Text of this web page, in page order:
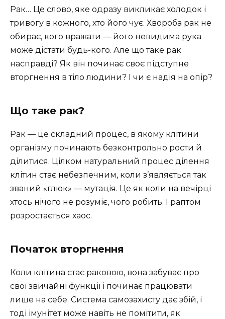
Рак… Це слово, яке одразу викликає холодок і
тривогу в кожного, хто його чує. Хвороба рак не
обирає, кого вражати — його невидима рука
може дістати будь-кого. Але що таке рак
насправді? Як він починає своє підступне
вторгнення в тіло людини? І чи є надія на опір?
Що таке рак?
Рак — це складний процес, в якому клітини
організму починають безконтрольно рости й
ділитися. Цілком натуральний процес ділення
клітин стає небезпечним, коли з’являється так
званий «глюк» — мутація. Це як коли на вечірці
хтось нічого не розуміє, чого робить. І раптом
розростається хаос.
Початок вторгнення
Коли клітина стає раковою, вона забуває про
свої звичайні функції і починає працювати
лише на себе. Система самозахисту дає збій, і
тоді імунітет може навіть не помітити, як